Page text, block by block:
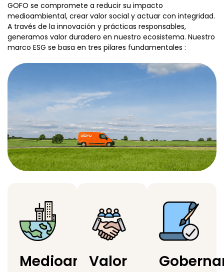
GOFO se compromete a reducir su impacto
medioambiental, crear valor social y actuar con integridad.
A través de la innovación y prácticas responsables,
generamos valor duradero en nuestro ecosistema. Nuestro
marco ESG se basa en tres pilares fundamentales :
Medioambiente
Valor